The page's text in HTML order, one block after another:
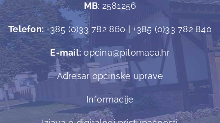
MB: 2581256
Telefon:+385 (0)33 782 860 | +385 (0)33 782 840
E-mail:opcina@pitomaca.hr
Adresar općinske uprave
Informacije